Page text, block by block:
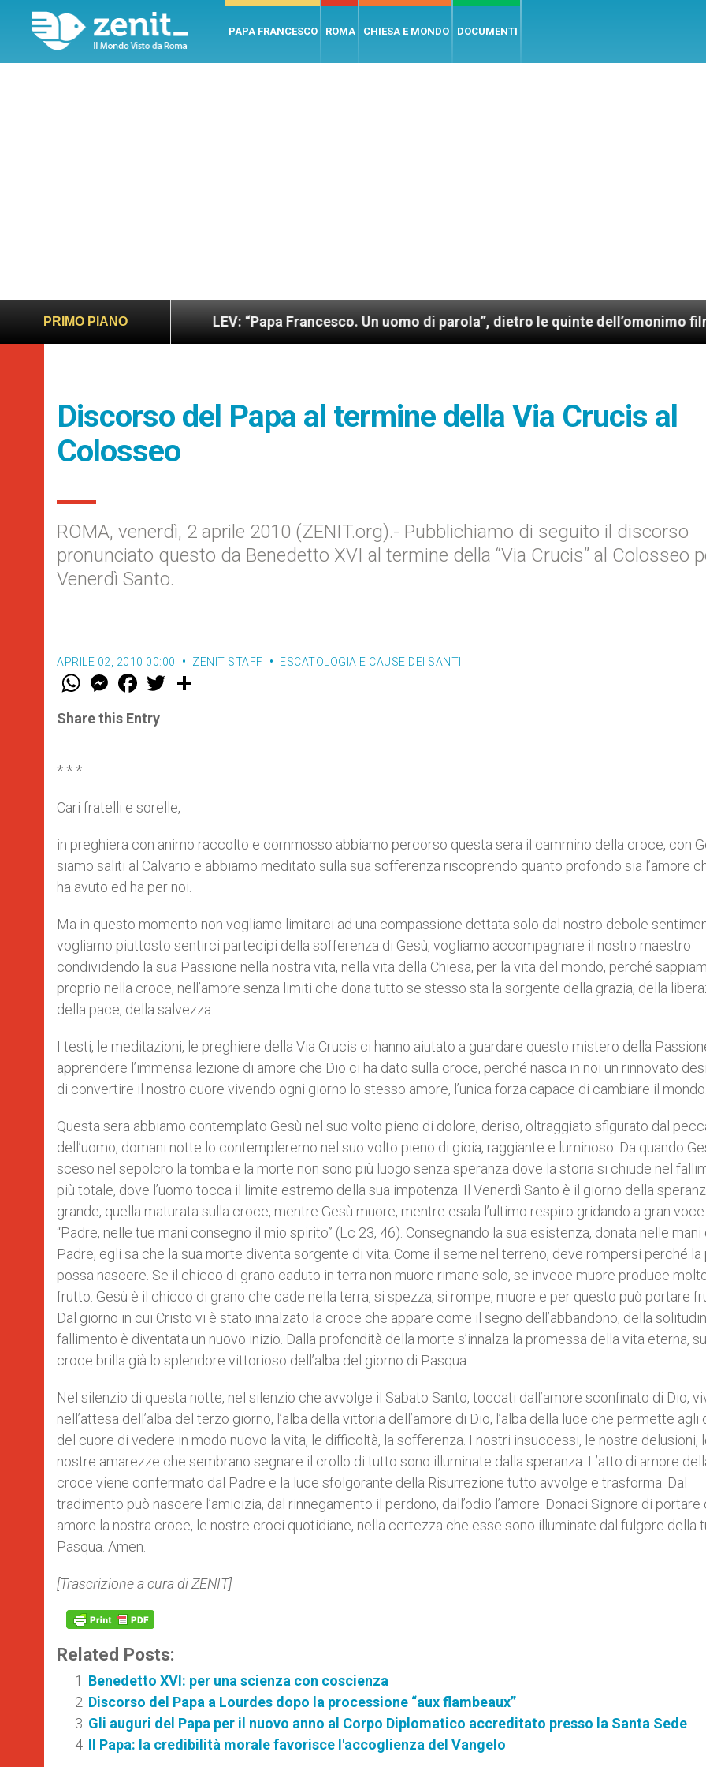
PAPA FRANCESCO ROMA CHIESA E MONDO DOCUMENTI
PRIMO PIANO
e giusto LEV: “Papa Francesco. Un uomo di parola”, dietro le quinte dell’omonimo film di Wim
Discorso del Papa al termine della Via Crucis al
Colosseo
ROMA, venerdì, 2 aprile 2010 (ZENIT.org).- Pubblichiamo di seguito il discorso
pronunciato questo da Benedetto XVI al termine della “Via Crucis” al Colosseo
Venerdì Santo.
APRILE 02, 2010 00:00 ZENIT STAFF ESCATOLOGIA E CAUSE DEI SANTI
W
t
s
M
e
s
e
F
a
e
b
w
Share this Entry
* * *
Cari fratelli e sorelle,
in preghiera con animo raccolto e commosso abbiamo percorso questa sera il cammino della croce, con
siamo saliti al Calvario e abbiamo meditato sulla sua sofferenza riscoprendo quanto profondo sia l’amore
ha avuto ed ha per noi.
Ma in questo momento non vogliamo limitarci ad una compassione dettata solo dal nostro debole
vogliamo piuttosto sentirci partecipi della sofferenza di Gesù, vogliamo accompagnare il nostro maestro
condividendo la sua Passione nella nostra vita, nella vita della Chiesa, per la vita del mondo, perché
proprio nella croce, nell’amore senza limiti che dona tutto se stesso sta la sorgente della grazia, della
della pace, della salvezza.
I testi, le meditazioni, le preghiere della Via Crucis ci hanno aiutato a guardare questo mistero della
apprendere l’immensa lezione di amore che Dio ci ha dato sulla croce, perché nasca in noi un rinnovato
di convertire il nostro cuore vivendo ogni giorno lo stesso amore, l’unica forza capace di cambiare il
Questa sera abbiamo contemplato Gesù nel suo volto pieno di dolore, deriso, oltraggiato sfigurato dal
dell’uomo, domani notte lo contempleremo nel suo volto pieno di gioia, raggiante e luminoso. Da quando
sceso nel sepolcro la tomba e la morte non sono più luogo senza speranza dove la storia si chiude nel
più totale, dove l’uomo tocca il limite estremo della sua impotenza. Il Venerdì Santo è il giorno della
grande, quella maturata sulla croce, mentre Gesù muore, mentre esala l’ultimo respiro gridando a gran voce:
“Padre, nelle tue mani consegno il mio spirito” (Lc 23, 46). Consegnando la sua esistenza, donata nelle mani
Padre, egli sa che la sua morte diventa sorgente di vita. Come il seme nel terreno, deve rompersi perché la
possa nascere. Se il chicco di grano caduto in terra non muore rimane solo, se invece muore produce
frutto. Gesù è il chicco di grano che cade nella terra, si spezza, si rompe, muore e per questo può portare
Dal giorno in cui Cristo vi è stato innalzato la croce che appare come il segno dell’abbandono, della
fallimento è diventata un nuovo inizio. Dalla profondità della morte s’innalza la promessa della vita eterna,
croce brilla già lo splendore vittorioso dell’alba del giorno di Pasqua.
Nel silenzio di questa notte, nel silenzio che avvolge il Sabato Santo, toccati dall’amore sconfinato di Dio,
nell’attesa dell’alba del terzo giorno, l’alba della vittoria dell’amore di Dio, l’alba della luce che permette agli
del cuore di vedere in modo nuovo la vita, le difficoltà, la sofferenza. I nostri insuccessi, le nostre delusioni,
nostre amarezze che sembrano segnare il crollo di tutto sono illuminate dalla speranza. L’atto di amore
croce viene confermato dal Padre e la luce sfolgorante della Risurrezione tutto avvolge e trasforma. Dal
tradimento può nascere l’amicizia, dal rinnegamento il perdono, dall’odio l’amore. Donaci Signore di portare
amore la nostra croce, le nostre croci quotidiane, nella certezza che esse sono illuminate dal fulgore della
Pasqua. Amen.
[Trascrizione a cura di ZENIT]
Related Posts:
Benedetto XVI: per una scienza con coscienza
Discorso del Papa a Lourdes dopo la processione “aux flambeaux”
Gli auguri del Papa per il nuovo anno al Corpo Diplomatico accreditato presso la Santa Sede
Il Papa: la credibilità morale favorisce l'accoglienza del Vangelo